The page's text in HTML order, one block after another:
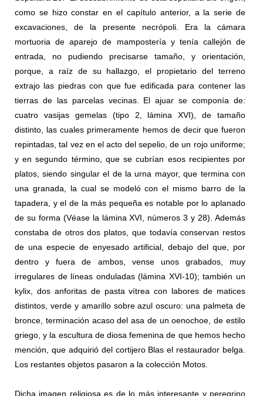
como se hizo constar en el capítulo anterior, a la serie de
excavaciones, de la presente necrópoli. Era la cámara
mortuoria de aparejo de mampostería y tenía callejón de
entrada, no pudiendo precisarse tamaño, y orientación,
porque, a raíz de su hallazgo, el propietario del terreno
extrajo las piedras con que fue edificada para contener las
tierras de las parcelas vecinas. El ajuar se componía de:
cuatro vasijas gemelas (tipo 2, lámina XVI), de tamaño
distinto, las cuales primeramente hemos de decir que fueron
repintadas, tal vez en el acto del sepelio, de un rojo uniforme;
y en segundo término, que se cubrían esos recipientes por
platos, siendo singular el de la urna mayor, que termina con
una granada, la cual se modeló con el mismo barro de la
tapadera, y el de la más pequeña es notable por lo aplanado
de su forma (Véase la lámina XVI, números 3 y 28). Además
constaba de otros dos platos, que todavía conservan restos
de una especie de enyesado artiﬁcial, debajo del que, por
dentro y fuera de ambos, vense unos grabados, muy
irregulares de líneas onduladas (lámina XVI-10); también un
kylix, dos anforitas de pasta vítrea con labores de matices
distintos, verde y amarillo sobre azul oscuro: una palmeta de
bronce, terminación acaso del asa de un oenochoe, de estilo
griego, y la escultura de diosa femenina de que hemos hecho
mención, que adquirió del cortijero Blas el restaurador belga.
Los restantes objetos pasaron a la colección Motos.
Dicha imagen religiosa es de lo más interesante y peregrino